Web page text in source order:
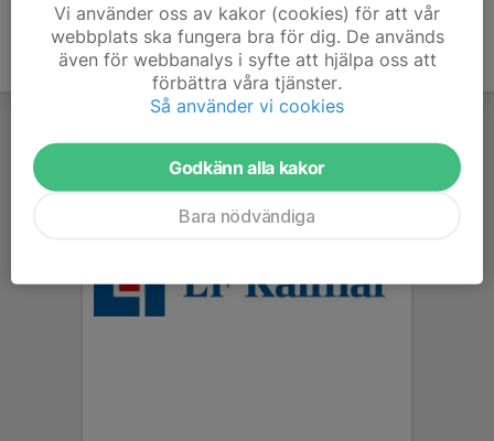
Vi använder oss av kakor (cookies) för att vår
webbplats ska fungera bra för dig. De används
även för webbanalys i syfte att hjälpa oss att
förbättra våra tjänster.
Så använder vi cookies
Godkänn alla kakor
Bara nödvändiga